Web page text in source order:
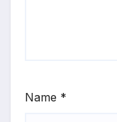
Name *